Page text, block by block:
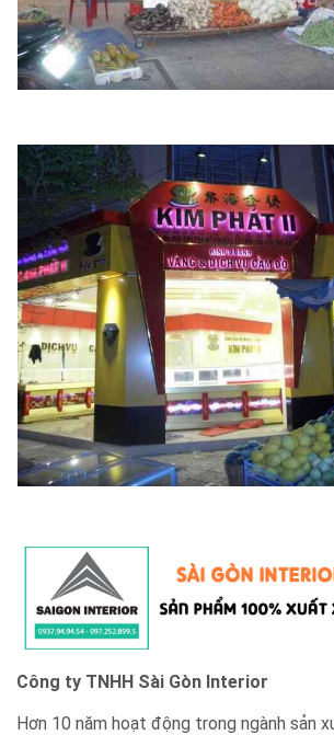
Công ty TNHH Sài Gòn Interior
Hơn 10 năm hoạt động trong ngành sản